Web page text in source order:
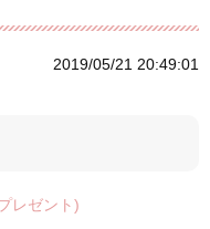
2019/05/21 20:49:01
レゼント)